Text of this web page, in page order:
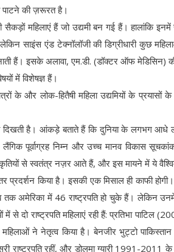
पाटने की ज़रूरत है।
महिलाएं हैं जो उद्यमी बन गई हैं। हालांकि इनमें
साइंस एंड टेक्नॉलॉजी की डिग्रीधारी कुछ
हैं। इसके अलावा, एम.डी. (डॉक्टर ऑफ मेडिसिन) की
में विशेषज्ञ हैं।
के और लोक-हितैषी महिला उद्यमियों के
दिखती है। आंकड़े बताते हैं कि दुनिया के लगभग आधे
पूर्वाग्रह निम्न और उच्च मानव विकास
से स्वतंत्र नज़र आते हैं, और इस मायने में ये
किया है। इसकी एक मिसाल ही काफी
अमेरिका में 46 राष्ट्रपति हो चुके हैं। लेकिन
से दो राष्ट्रपति महिलाएं रही हैं: प्रतिभा पाटिल
ने नेतृत्व किया है। बेनजीर भुट्टो पाकिस्तान
राष्ट्रपति रहीं, और डोलमा ग्यारी 1991-2011